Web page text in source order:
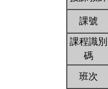
課號
課程識別
碼
班次